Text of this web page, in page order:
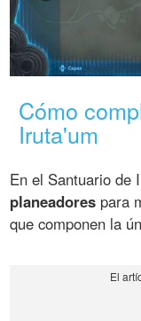
Cómo
Iruta'um
En el Santuario de
planeadores para
que componen la